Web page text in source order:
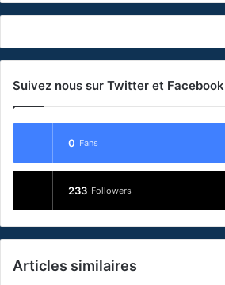
Suivez nous sur Twitter et Facebook
0 Fans
233 Followers
Articles similaires